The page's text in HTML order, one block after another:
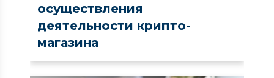
осуществления
деятельности крипто-
магазина